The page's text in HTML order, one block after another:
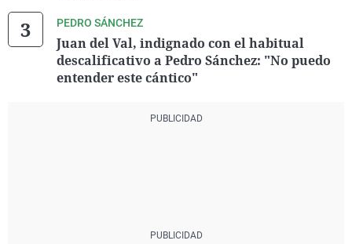
PEDRO SÁNCHEZ
Juan del Val, indignado con el habitual
descalificativo a Pedro Sánchez: "No puedo
entender este cántico"